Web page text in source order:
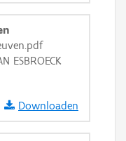
ESBROECK
Downloaden